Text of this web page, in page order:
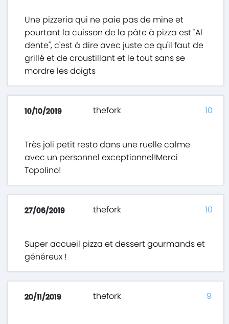
Une pizzeria qui ne paie pas de mine et
pourtant la cuisson de la pâte à pizza est "Al
dente", c'est à dire avec juste ce qu'il faut de
grillé et de croustillant et le tout sans se
mordre les doigts
10/10/2019 thefork
Très joli petit resto dans une ruelle calme
avec un personnel exceptionnel!Merci
Topolino!
10
27/06/2019 thefork
Super accueil pizza et dessert gourmands et
généreux !
10
20/11/2019 thefork 9